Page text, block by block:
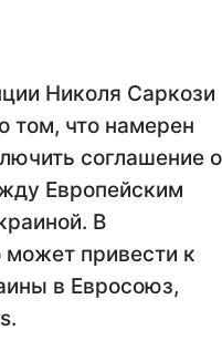
Николя Саркози
том, что намерен
соглашение о
Европейским
В
привести к
в Евросоюз,